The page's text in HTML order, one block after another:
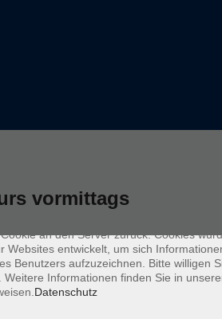
vormittags
Nutzers während des Surfens auf dem
Ihr Browser speichert jede Nachricht in
an den Server zurück. Cookies
Websites entwickelt, um sich
Benutzers aufzuzeichnen. Bitte willigen
Weitere Informationen finden Sie in
Datenschutz